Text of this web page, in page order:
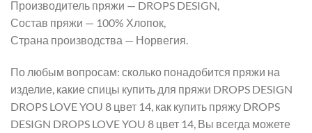
Производитель пряжи — DROPS DESIGN,
Состав пряжи — 100% Хлопок,
Страна производства — Норвегия.
По любым вопросам: сколько понадобится пряжи на
изделие, какие спицы купить для пряжи DROPS DESIGN
DROPS LOVE YOU 8 цвет 14, как купить пряжу DROPS
DESIGN DROPS LOVE YOU 8 цвет 14, Вы всегда можете